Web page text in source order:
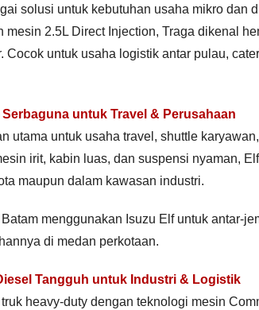
solusi untuk kebutuhan usaha mikro dan
mesin 2.5L Direct Injection, Traga dikenal
Cocok untuk usaha logistik antar pulau,
untuk Travel & Perusahaan
utama untuk usaha travel, shuttle
irit, kabin luas, dan suspensi nyaman,
maupun dalam kawasan industri.
menggunakan Isuzu Elf untuk antar-
di medan perkotaan.
Tangguh untuk Industri & Logistik
heavy-duty dengan teknologi mesin